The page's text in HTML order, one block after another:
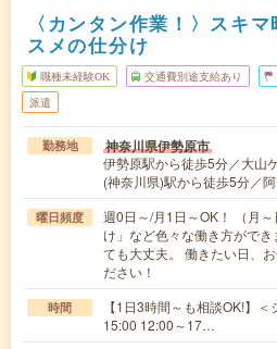
〈カンタン作業！〉スキ
スメの仕分け
職種未経験OK 交通費別途支給あり
派遣
勤務地 神奈川県伊勢原市
伊勢原駅から徒歩5分／大山
(神奈川県)駅から徒歩5分／
曜日頻度
週0日～/月1日～OK！ （月
け」など色々な働き方がで
ても大丈夫。 働きたい日、
ださい！
時間
【1日3時間～も相談OK!】
15:00 12:00～17…